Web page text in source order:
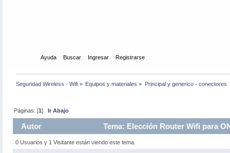
Ayuda Buscar Ingresar Registrarse
Seguridad Wireless - Wifi » Equipos y materiales » Principal y generico - conectores
Páginas: [1]Ir Abajo
Autor Tema: Elección Router Wifi para
0 Usuarios y 1 Visitante están viendo este tema.